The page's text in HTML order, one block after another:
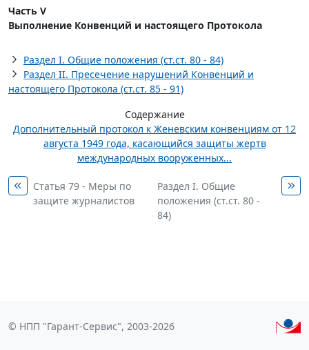
Часть V
Выполнение Конвенций и настоящего Протокола
Раздел I. Общие положения (ст.ст. 80 - 84)
Раздел II. Пресечение нарушений Конвенций и
настоящего Протокола (ст.ст. 85 - 91)
Содержание
Дополнительный протокол к Женевским конвенциям от 12
августа 1949 года, касающийся защиты жертв
международных вооруженных...
Статья 79 - Меры по
защите журналистов
Раздел I. Общие
положения (ст.ст. 80 -
84)
© НПП "Гарант-Сервис", 2003-2026